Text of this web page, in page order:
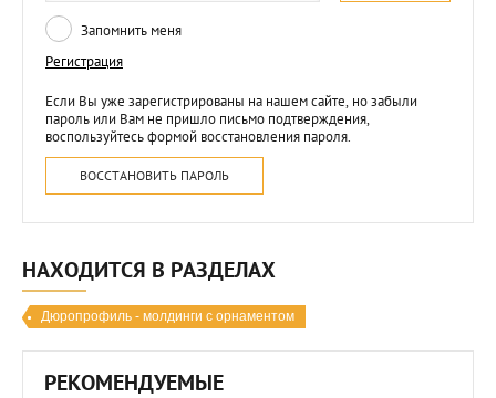
Запомнить меня
Регистрация
Если Вы уже зарегистрированы на нашем сайте, но забыли
пароль или Вам не пришло письмо подтверждения,
воспользуйтесь формой восстановления пароля.
ВОССТАНОВИТЬ ПАРОЛЬ
НАХОДИТСЯ В РАЗДЕЛАХ
Дюропрофиль - молдинги с орнаментом
РЕКОМЕНДУЕМЫЕ